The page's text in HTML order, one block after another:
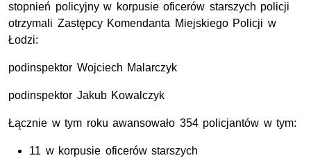
stopnień policyjny w korpusie oficerów starszych policji
otrzymali Zastępcy Komendanta Miejskiego Policji w
Łodzi:
podinspektor Wojciech Malarczyk
podinspektor Jakub Kowalczyk
Łącznie w tym roku awansowało 354 policjantów w tym:
11 w korpusie oficerów starszych